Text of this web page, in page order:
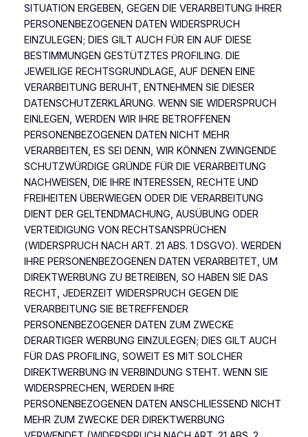
SITUATION ERGEBEN, GEGEN DIE VERARBEITUNG IHRER
PERSONENBEZOGENEN DATEN WIDERSPRUCH
EINZULEGEN; DIES GILT AUCH FÜR EIN AUF DIESE
BESTIMMUNGEN GESTÜTZTES PROFILING. DIE
JEWEILIGE RECHTSGRUNDLAGE, AUF DENEN EINE
VERARBEITUNG BERUHT, ENTNEHMEN SIE DIESER
DATENSCHUTZERKLÄRUNG. WENN SIE WIDERSPRUCH
EINLEGEN, WERDEN WIR IHRE BETROFFENEN
PERSONENBEZOGENEN DATEN NICHT MEHR
VERARBEITEN, ES SEI DENN, WIR KÖNNEN ZWINGENDE
SCHUTZWÜRDIGE GRÜNDE FÜR DIE VERARBEITUNG
NACHWEISEN, DIE IHRE INTERESSEN, RECHTE UND
FREIHEITEN ÜBERWIEGEN ODER DIE VERARBEITUNG
DIENT DER GELTENDMACHUNG, AUSÜBUNG ODER
VERTEIDIGUNG VON RECHTSANSPRÜCHEN
(WIDERSPRUCH NACH ART. 21 ABS. 1 DSGVO). WERDEN
IHRE PERSONENBEZOGENEN DATEN VERARBEITET, UM
DIREKTWERBUNG ZU BETREIBEN, SO HABEN SIE DAS
RECHT, JEDERZEIT WIDERSPRUCH GEGEN DIE
VERARBEITUNG SIE BETREFFENDER
PERSONENBEZOGENER DATEN ZUM ZWECKE
DERARTIGER WERBUNG EINZULEGEN; DIES GILT AUCH
FÜR DAS PROFILING, SOWEIT ES MIT SOLCHER
DIREKTWERBUNG IN VERBINDUNG STEHT. WENN SIE
WIDERSPRECHEN, WERDEN IHRE
PERSONENBEZOGENEN DATEN ANSCHLIESSEND NICHT
MEHR ZUM ZWECKE DER DIREKTWERBUNG